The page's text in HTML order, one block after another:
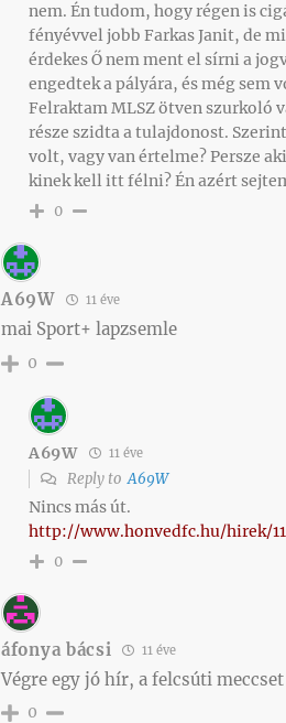
nem. Én tudom, hogy régen is
fényévvel jobb Farkas Janit, de
érdekes Ő nem ment el sírni a
engedtek a pályára, és még sem
Felraktam MLSZ ötven szurkoló
része szidta a tulajdonost.
volt, vagy van értelme? Persze
kinek kell itt félni? Én azért
0
A69W 11 éve
mai Sport+ lapzsemle
0
A69W 11 éve
Reply toA69W
Nincs más út.
http://www.honvedfc.hu/hirek/
0
áfonya bácsi 11 éve
Végre egy jó hír, a felcsúti
0